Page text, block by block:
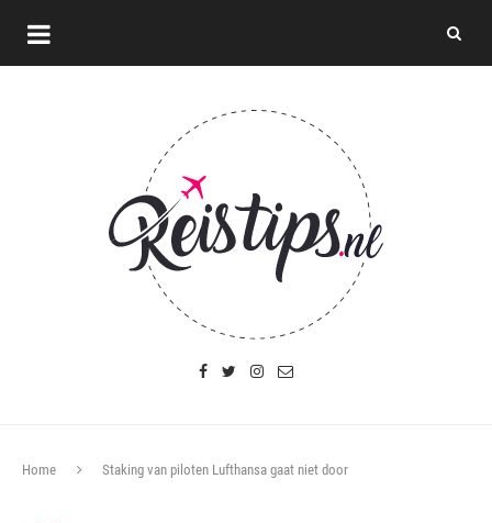
Home Staking van piloten Lufthansa gaat niet door